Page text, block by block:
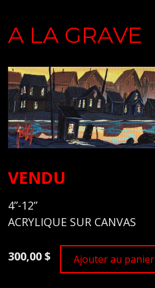
A LA GRAVE
VENDU
4”-12”
ACRYLIQUE SUR CANVAS
300,00 $ Ajouter au panier